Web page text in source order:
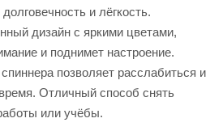
и лёгкость.
дизайн с яркими цветами,
и поднимет настроение.
позволяет расслабиться и
Отличный способ снять
или учёбы.